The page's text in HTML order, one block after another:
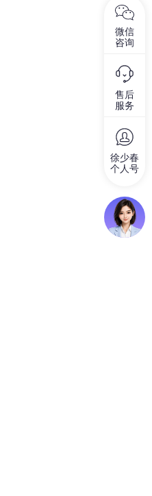
微信
咨询
售后
服务
徐少春
个人号